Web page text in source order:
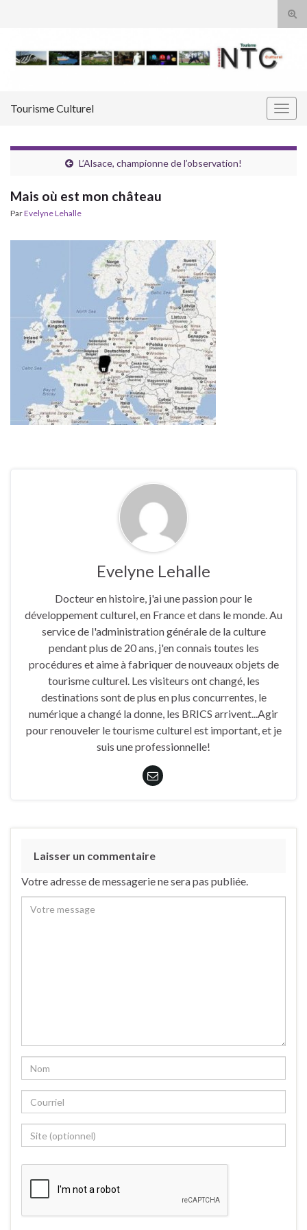
Tourisme Culturel
L’Alsace, championne de l’observation!
Mais où est mon château
ParEvelyne Lehalle
Evelyne Lehalle
Docteur en histoire, j'ai une passion pour le
développement culturel, en France et dans le monde. Au
service de l'administration générale de la culture
pendant plus de 20 ans, j'en connais toutes les
procédures et aime à fabriquer de nouveaux objets de
tourisme culturel. Les visiteurs ont changé, les
destinations sont de plus en plus concurrentes, le
numérique a changé la donne, les BRICS arrivent...Agir
pour renouveler le tourisme culturel est important, et je
suis une professionnelle!
Laisser un commentaire
Votre adresse de messagerie ne sera pas publiée.